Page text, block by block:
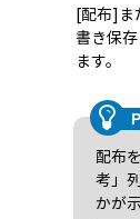
[配布]ま
書き保
ます。
配布
考」
かが